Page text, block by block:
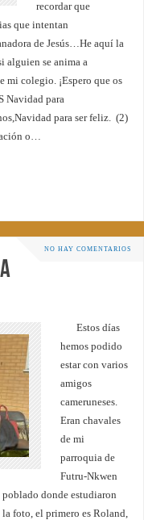
recordar que
que intentan
de Jesús…He aquí la
alguien se anima a
mi colegio. ¡Espero que os
Navidad para
para ser feliz. (2)
o…
NO HAY COMENTARIOS
Estos días
hemos podido
estar con varios
amigos
cameruneses.
Eran chavales
de mi
parroquia de
Futru-Nkwen
donde estudiaron
foto, el primero es Roland,